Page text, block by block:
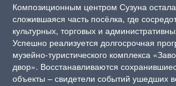
Композиционным центром Сузуна
сложившаяся часть посёлка, где
культурных, торговых и
Успешно реализуется долгосрочная
музейно-туристического комплекса
двор». Восстанавливаются
объекты – свидетели событий ушедших